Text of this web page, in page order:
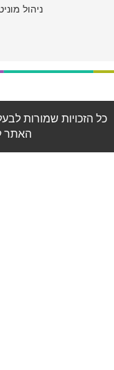
ניהול
האתר